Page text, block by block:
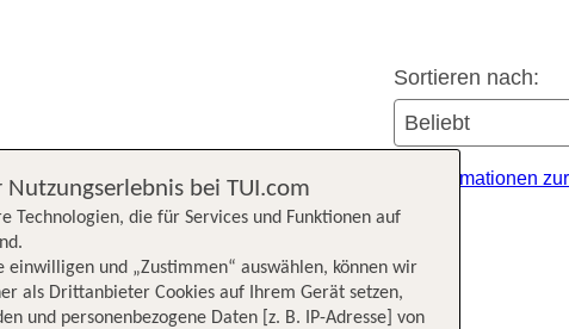
Sortieren nach:
nach verschiedenen Kriterien sortiert. Weitere Informationen
Nutzungserlebnis bei TUI.com
Technologien, die für Services und Funktionen auf
einwilligen und „Zustimmen“ auswählen, können wir
als Drittanbieter Cookies auf Ihrem Gerät setzen,
und personenbezogene Daten [z. B. IP-Adresse] von